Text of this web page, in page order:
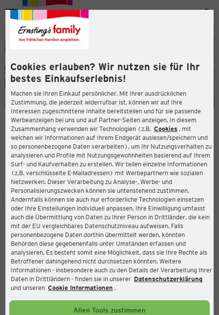
Cookies erlauben? Wir nutzen sie für Ihr
bestes Einkaufserlebnis!
Machen sie Ihren Einkauf persönlicher. Mit Ihrer ausdrücklichen
Zustimmung, die jederzeit widerrufbar ist, können wir auf Ihre
Interessen zugeschnittene Inhalte bereitstellen und für sie passende
Werbeanzeigen bei uns und auf Partner-Seiten anzeigen. In diesem
Zusammenhang verwenden wir Technologien (z.B. Cookies , mit
welchen wir Informationen auf Ihrem Endgerät auslesen/speichern und
so personenbezogene Daten verarbeiten), um Ihr Nutzungsverhalten zu
analysieren und Profile mit Nutzungsgewohnheiten basierend auf Ihrem
Surf- und Kaufverhalten zu erstellen. Wir teilen einzelne Informationen
(z.B. verschlüsselte E-Mailadressen) mit Werbepartnern wie sozialen
Netzwerken. Dieser Verarbeitung zu Analyse-, Werbe- und
Personalisierungszwecken können sie untenstehend zustimmen.
Andernfalls können sie auch nur erforderliche Technologien einsetzen
oder Ihre Einstellungen individuell anpassen. Ihre Einwilligung umfasst
auch die Übermittlung von Daten zu Ihrer Person in Drittländer, die kein
mit der EU vergleichbares Datenschutzniveau aufweisen. Falls
personenbezogene Daten dorthin übermittelt werden, könnten
Behörden diese gegebenenfalls unter Umständen erfassen und
analysieren. Es besteht somit eine Möglichkeit, dass sie Ihre Rechte als
Betroffener dahingehend nicht durchsetzen könnten. Weitere
Informationen - insbesondere auch zu den Details der Verarbeitung Ihrer
Daten in Drittländern - finden sie in unserer Datenschutzerklärung
und unseren Cookie Informationen .
Allen Tools zustimmen
Menü
ERNSTING'S FAMILY FILIALE
Marktstraße 16
01609 Gröditz
3,8
Bewertung:
STANDORT SERVICES SORTIMENT AKTIONEN
Ernsting's family
Marktstraße 16, 01609 Gröditz
Aktuell:
Geschlossen